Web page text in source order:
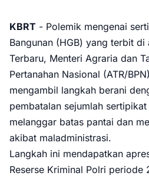
KBRT - Polemik mengenai
Bangunan (HGB) yang terbit
Terbaru, Menteri Agraria dan
Pertanahan Nasional (ATR/
mengambil langkah berani
pembatalan sejumlah
melanggar batas pantai dan
akibat maladministrasi.
Langkah ini mendapatkan
Reserse Kriminal Polri periode